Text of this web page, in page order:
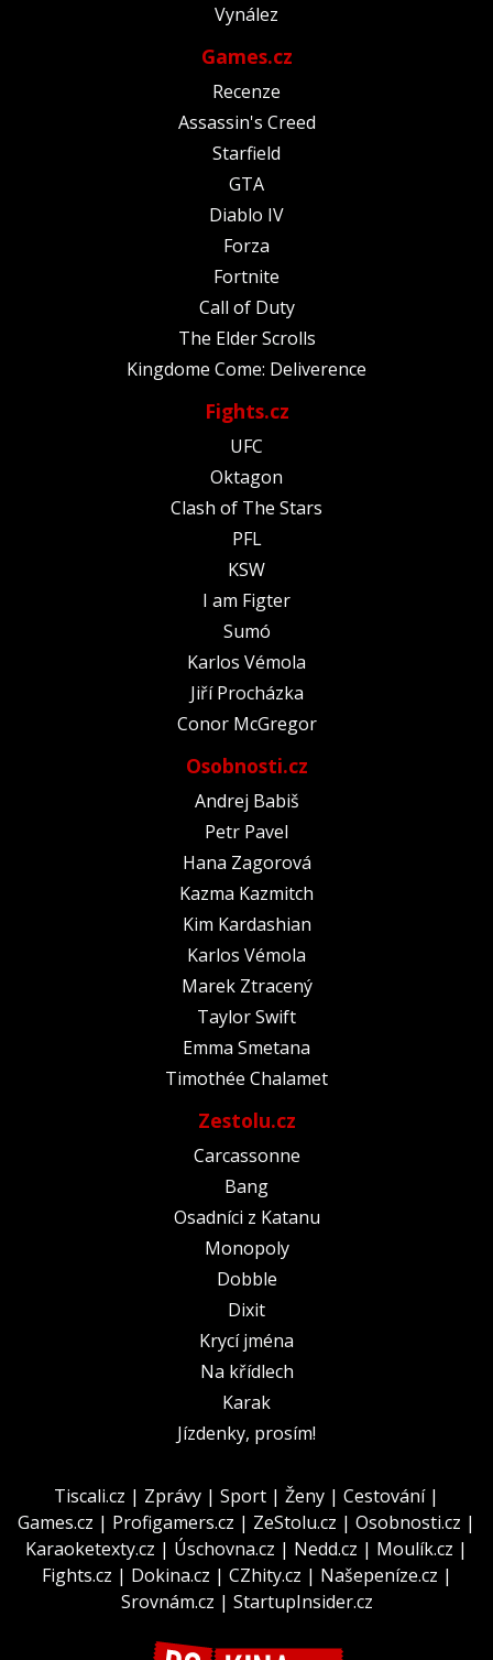
Vynález
Games.cz
Recenze
Assassin's Creed
Starfield
GTA
Diablo IV
Forza
Fortnite
Call of Duty
The Elder Scrolls
Kingdome Come: Deliverence
Fights.cz
UFC
Oktagon
Clash of The Stars
PFL
KSW
I am Figter
Sumó
Karlos Vémola
Jiří Procházka
Conor McGregor
Osobnosti.cz
Andrej Babiš
Petr Pavel
Hana Zagorová
Kazma Kazmitch
Kim Kardashian
Karlos Vémola
Marek Ztracený
Taylor Swift
Emma Smetana
Timothée Chalamet
Zestolu.cz
Carcassonne
Bang
Osadníci z Katanu
Monopoly
Dobble
Dixit
Krycí jména
Na křídlech
Karak
Jízdenky, prosím!
Tiscali.cz | Zprávy | Sport | Ženy | Cestování|
Games.cz | Profigamers.cz | ZeStolu.cz | Osobnosti.cz |
Karaoketexty.cz | Úschovna.cz | Nedd.cz | Moulík.cz |
Fights.cz | Dokina.cz | CZhity.cz | Našepeníze.cz |
Srovnám.cz | StartupInsider.cz